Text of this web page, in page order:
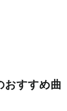
おすすめ曲